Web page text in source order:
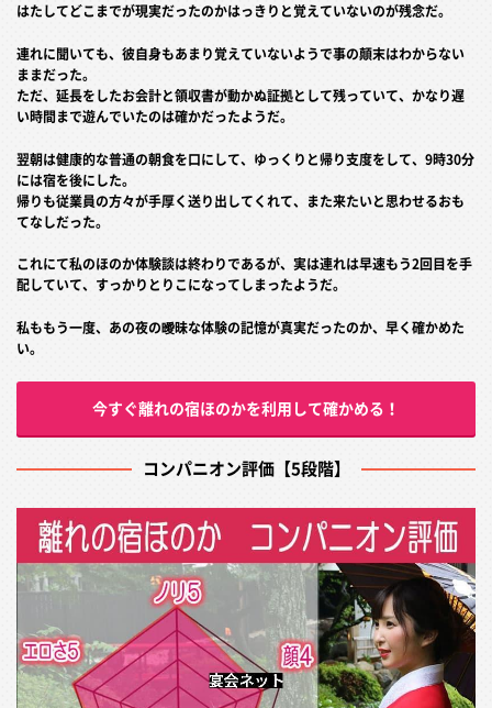
はたしてどこまでが現実だったのかはっきりと覚えていないのが残念だ。
連れに聞いても、彼自身もあまり覚えていないようで事の顛末はわからない
ままだった。
ただ、延長をしたお会計と領収書が動かぬ証拠として残っていて、かなり遅
い時間まで遊んでいたのは確かだったようだ。
翌朝は健康的な普通の朝食を口にして、ゆっくりと帰り支度をして、9時30分
には宿を後にした。
帰りも従業員の方々が手厚く送り出してくれて、また来たいと思わせるおも
てなしだった。
これにて私のほのか体験談は終わりであるが、実は連れは早速もう2回目を手
配していて、すっかりとりこになってしまったようだ。
私ももう一度、あの夜の曖昧な体験の記憶が真実だったのか、早く確かめた
い。
今すぐ離れの宿ほのかを利用して確かめる！
コンパニオン評価【5段階】